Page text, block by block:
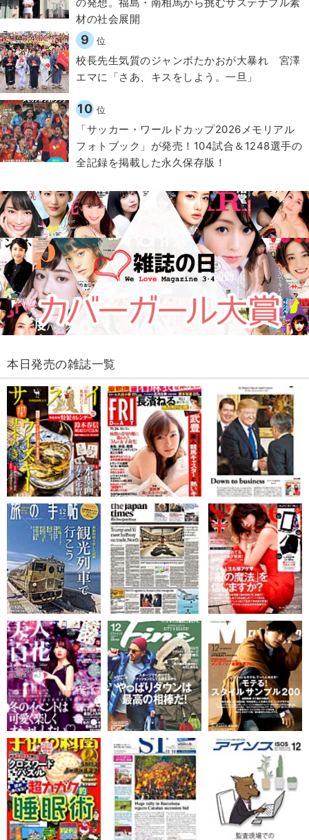
材の社会展開​
9 位
校長先生気質のジャンボたかおが大暴れ 宮澤
エマに「さあ、キスをしよう。一旦」
10 位
「サッカー・ワールドカップ2026メモリアル
フォトブック」が発売！104試合＆1248選手の
全記録を掲載した永久保存版！
本日発売の雑誌一覧